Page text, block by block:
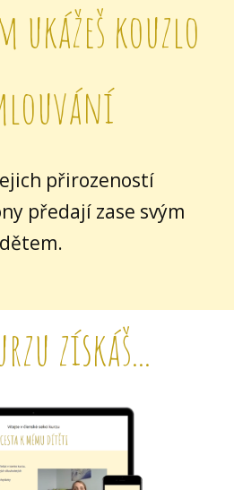
ukážeš kouzlo
přirozeností
předají zase svým
dětem.
získáš...